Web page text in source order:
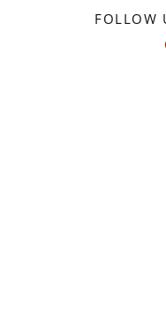
FOLLOW